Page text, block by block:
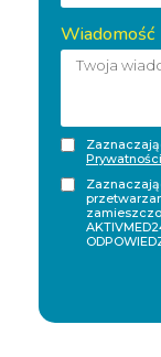
Wiadomość
Prywatności